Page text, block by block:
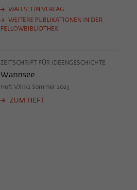
WALLSTEIN VERLAG
WEITERE PUBLIKATIONEN IN DER
FELLOWBIBLIOTHEK
ZEITSCHRIFT FÜR IDEENGESCHICHTE
Wannsee
Heft VXII/2 Sommer 2023
ZUM HEFT